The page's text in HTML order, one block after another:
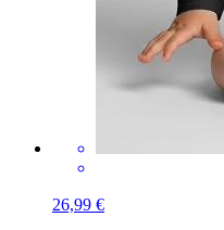
26,99 €